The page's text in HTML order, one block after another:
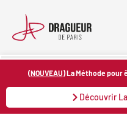
content
(NOUVEAU) La Méthode pour
Découvrir